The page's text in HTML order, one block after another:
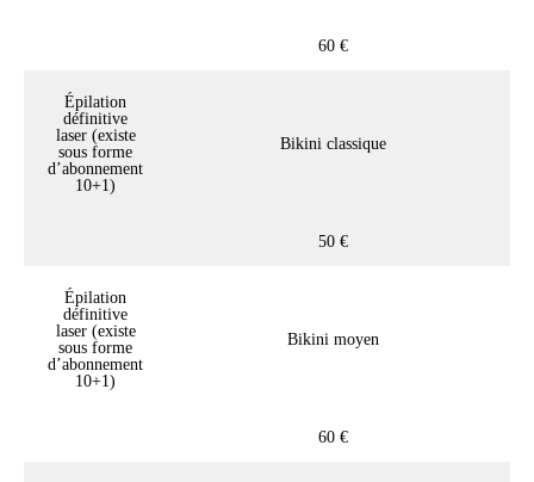
60 €
Épilation
définitive
laser (existe
sous forme
d’abonnement
10+1)
Bikini classique
50 €
Épilation
définitive
laser (existe
sous forme
d’abonnement
10+1)
Bikini moyen
60 €